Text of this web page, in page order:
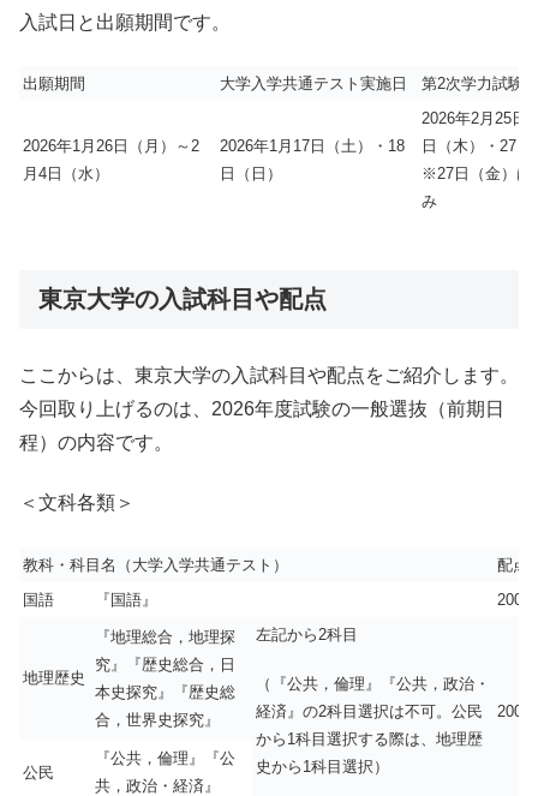
入試日と出願期間です。
出願期間 大学入学共通テスト実施日 第2次学力試験
2026年1月26日（月）～2
月4日（水）
2026年1月17日（土）・18
日（日）
2026年2月25日
日（木）・27日
※27日（金）は
み
東京大学の入試科目や配点
ここからは、東京大学の入試科目や配点をご紹介します。
今回取り上げるのは、2026年度試験の一般選抜（前期日
程）の内容です。
＜文科各類＞
教科・科目名（大学入学共通テスト）
配点
国語
『国語』 200
地理歴史
『地理総合，地理探
究』『歴史総合，日
本史探究』『歴史総
合，世界史探究』
左記から2科目
（『公共，倫理』『公共，政治・
経済』の2科目選択は不可。公民
から1科目選択する際は、地理歴
史から1科目選択）
200
公民
『公共，倫理』『公
共，政治・経済』